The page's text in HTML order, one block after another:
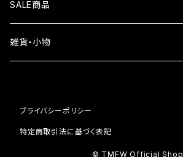
iPhone16
iPhone15
iPhone13
液晶フィルム
SALE商品
雑貨・小物
プライバシーポリシー
特定商取引法に基づく表記
© TMFW Official Shop